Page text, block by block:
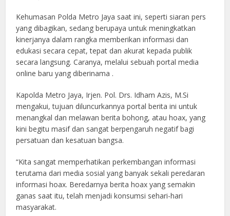
Kehumasan Polda Metro Jaya saat ini, seperti siaran pers
yang dibagikan, sedang berupaya untuk meningkatkan
kinerjanya dalam rangka memberikan informasi dan
edukasi secara cepat, tepat dan akurat kepada publik
secara langsung. Caranya, melalui sebuah portal media
online baru yang diberinama .
Kapolda Metro Jaya, Irjen. Pol. Drs. Idham Azis, M.Si
mengakui, tujuan diluncurkannya portal berita ini untuk
menangkal dan melawan berita bohong, atau hoax, yang
kini begitu masif dan sangat berpengaruh negatif bagi
persatuan dan kesatuan bangsa.
“Kita sangat memperhatikan perkembangan informasi
terutama dari media sosial yang banyak sekali peredaran
informasi hoax. Beredarnya berita hoax yang semakin
ganas saat itu, telah menjadi konsumsi sehari-hari
masyarakat.